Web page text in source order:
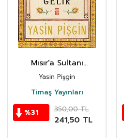
Mısır'a Sultanı
Kuyudan Gelir
Yasin Pişgin
Timaş Yayınları
%31 350,00TL
241,50 TL